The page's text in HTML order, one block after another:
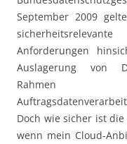
September 2009
sicherheitsrelevante
Anforderungen
Auslagerung von
Rahmen
Doch wie sicher ist
wenn mein Cloud-